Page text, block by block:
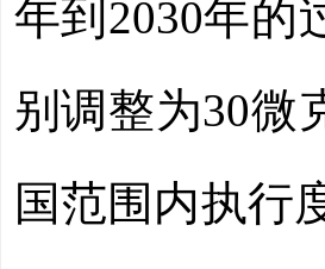
年到2030年的
别调整为30微
国范围内执行